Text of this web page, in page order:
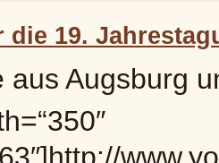
die 19.
aus Augsburg